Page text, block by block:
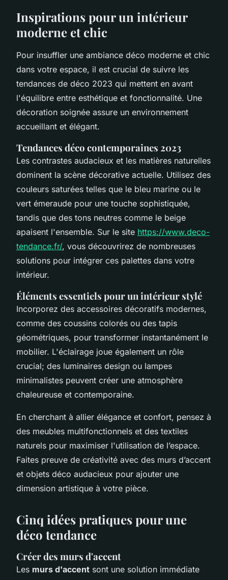
Inspirations pour un intérieur
moderne et chic
Pour insuffler une ambiance déco moderne et chic
dans votre espace, il est crucial de suivre les
tendances de déco 2023 qui mettent en avant
l'équilibre entre esthétique et fonctionnalité. Une
décoration soignée assure un environnement
accueillant et élégant.
Tendances déco contemporaines 2023
Les contrastes audacieux et les matières naturelles
dominent la scène décorative actuelle. Utilisez des
couleurs saturées telles que le bleu marine ou le
vert émeraude pour une touche sophistiquée,
tandis que des tons neutres comme le beige
apaisent l'ensemble. Sur le site https://www.deco-
tendance.fr/, vous découvrirez de nombreuses
solutions pour intégrer ces palettes dans votre
intérieur.
Éléments essentiels pour un intérieur stylé
Incorporez des accessoires décoratifs modernes,
comme des coussins colorés ou des tapis
géométriques, pour transformer instantanément le
mobilier. L'éclairage joue également un rôle
crucial; des luminaires design ou lampes
minimalistes peuvent créer une atmosphère
chaleureuse et contemporaine.
En cherchant à allier élégance et confort, pensez à
des meubles multifonctionnels et des textiles
naturels pour maximiser l'utilisation de l’espace.
Faites preuve de créativité avec des murs d’accent
et objets déco audacieux pour ajouter une
dimension artistique à votre pièce.
Cinq idées pratiques pour une
déco tendance
Créer des murs d'accent
Les murs d'accent sont une solution immédiate